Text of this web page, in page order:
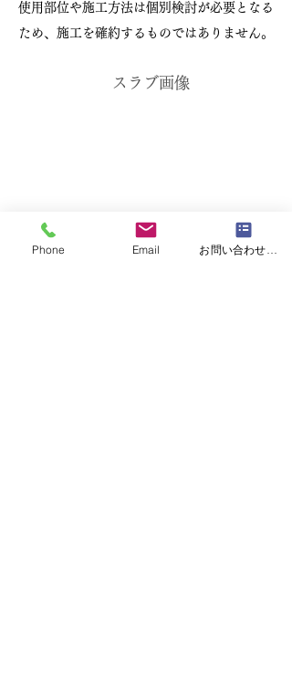
使用部位や施工方法は個別検討が必要となる
ため、施工を確約するものではありません。
スラブ画像
Phone Email